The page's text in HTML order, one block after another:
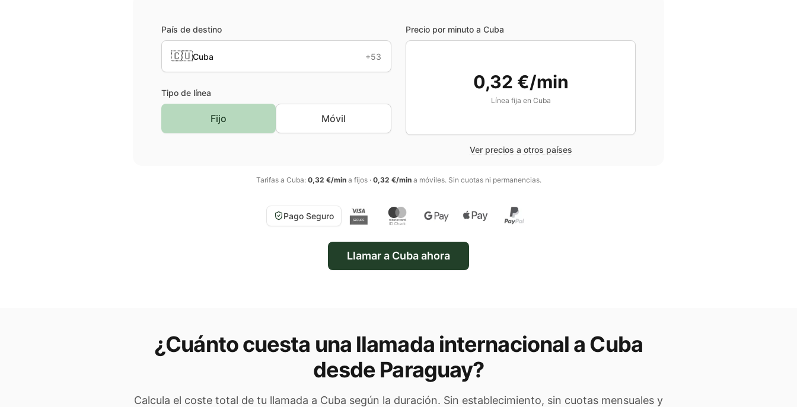
País de destino
🇨🇺Cuba +53
Tipo de línea
Fijo Móvil
Precio por minuto a Cuba
0,32 €/min
Línea fija en Cuba
Ver precios a otros países
Tarifas a Cuba: 0,32 €/mina fijos· 0,32 €/mina móviles. Sin cuotas ni permanencias.
Pago Seguro
Llamar a Cubaahora
¿Cuánto cuesta una llamada internacional a Cuba
desde Paraguay?
Calcula el coste total de tu llamada a Cuba según la duración. Sin establecimiento, sin cuotas mensuales y